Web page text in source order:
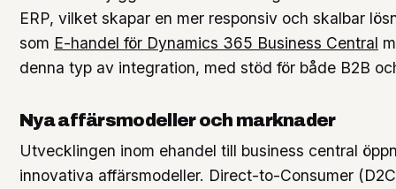
ERP, vilket skapar en mer responsiv och skalbar
som E-handel för Dynamics 365 Business Central
denna typ av integration, med stöd för både B2B
Nya affärsmodeller och marknader
Utvecklingen inom ehandel till business central
innovativa affärsmodeller. Direct-to-Consumer